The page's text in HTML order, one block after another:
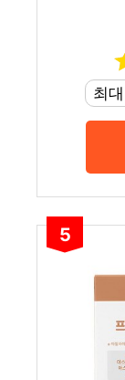
최
5